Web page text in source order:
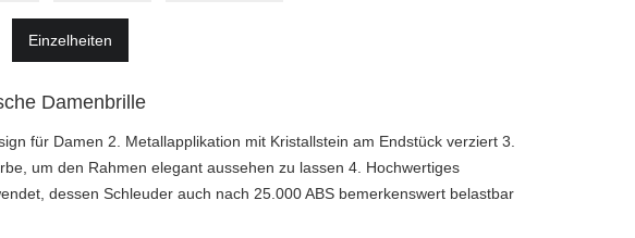
Einzelheiten
Damenbrille
für Damen 2. Metallapplikation mit Kristallstein am Endstück verziert 3.
um den Rahmen elegant aussehen zu lassen 4. Hochwertiges
dessen Schleuder auch nach 25.000 ABS bemerkenswert belastbar